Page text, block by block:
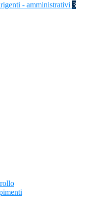
- amministrativi 3